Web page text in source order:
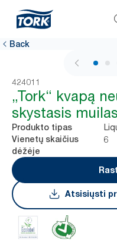
Back
424011
„Tork“ kvapą
skystasis
Produkto tipas
Vienetų skaičius
dėžėje
6
Atsisiųsti